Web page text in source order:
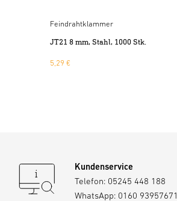
Feindrahtklammer
JT21 8 mm, Stahl, 1000 Stk.
5,29 €
Kundenservice
Telefon: 05245 448 188
WhatsApp: 0160 93957671